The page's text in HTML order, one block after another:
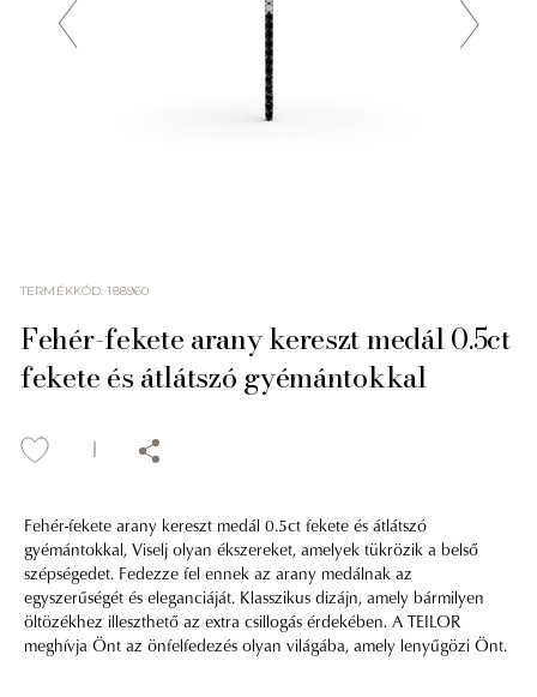
TERMÉKKÓD:188960
Fehér-fekete arany kereszt medál 0.5ct
fekete és átlátszó gyémántokkal
Fehér-fekete arany kereszt medál 0.5ct fekete és átlátszó
gyémántokkal, Viselj olyan ékszereket, amelyek tükrözik a belső
szépségedet. Fedezze fel ennek az arany medálnak az
egyszerűségét és eleganciáját. Klasszikus dizájn, amely bármilyen
öltözékhez illeszthető az extra csillogás érdekében. A TEILOR
meghívja Önt az önfelfedezés olyan világába, amely lenyűgözi Önt.